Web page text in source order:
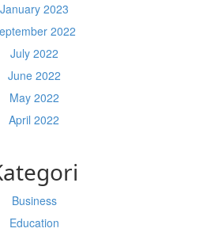
January 2023
2022
July 2022
June 2022
May 2022
April 2022
Business
Education